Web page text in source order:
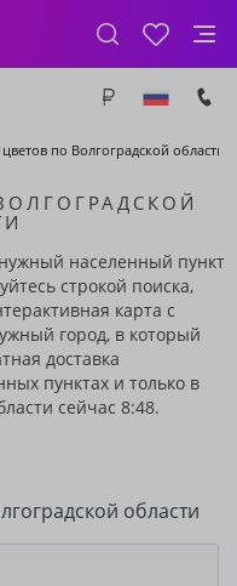
по Волгоградской области
населенный пункт
строкой поиска,
карта с
город, в который
доставка
пунктах и только в
сейчас 8:48.
области